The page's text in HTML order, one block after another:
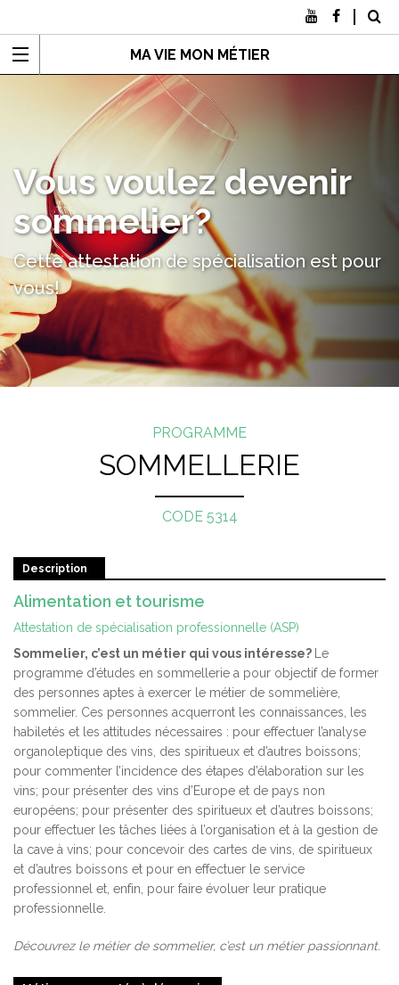
MA VIE MON MÉTIER
Vous voulez devenir
sommelier?
Cette attestation de spécialisation est pour
vous!
PROGRAMME
SOMMELLERIE
CODE 5314
Description
Alimentation et tourisme
Attestation de spécialisation professionnelle (ASP)
Sommelier, c’est un métier qui vous intéresse? Le
programme d’études en sommellerie a pour objectif de former
des personnes aptes à exercer le métier de sommelière,
sommelier. Ces personnes acquerront les connaissances, les
habiletés et les attitudes nécessaires : pour effectuer l’analyse
organoleptique des vins, des spiritueux et d’autres boissons;
pour commenter l’incidence des étapes d’élaboration sur les
vins; pour présenter des vins d’Europe et de pays non
européens; pour présenter des spiritueux et d’autres boissons;
pour effectuer les tâches liées à l’organisation et à la gestion de
la cave à vins; pour concevoir des cartes de vins, de spiritueux
et d’autres boissons et pour en effectuer le service
professionnel et, enfin, pour faire évoluer leur pratique
professionnelle.
Découvrez le métier de sommelier, c’est un métier passionnant.